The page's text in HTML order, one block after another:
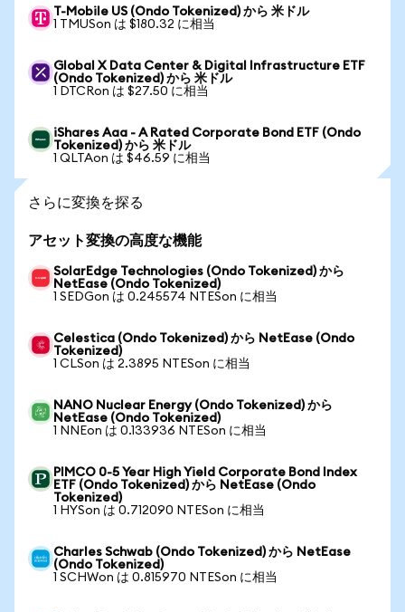
T-Mobile US (Ondo Tokenized) から 米ドル
1 TMUSon は $180.32 に相当
Global X Data Center & Digital Infrastructure ETF
(Ondo Tokenized) から 米ドル
1 DTCRon は $27.50 に相当
iShares Aaa - A Rated Corporate Bond ETF (Ondo
Tokenized) から 米ドル
1 QLTAon は $46.59 に相当
さらに変換を探る
アセット変換の高度な機能
SolarEdge Technologies (Ondo Tokenized) から
NetEase (Ondo Tokenized)
1 SEDGon は 0.245574 NTESon に相当
Celestica (Ondo Tokenized) から NetEase (Ondo
Tokenized)
1 CLSon は 2.3895 NTESon に相当
NANO Nuclear Energy (Ondo Tokenized) から
NetEase (Ondo Tokenized)
1 NNEon は 0.133936 NTESon に相当
PIMCO 0-5 Year High Yield Corporate Bond Index
ETF (Ondo Tokenized) から NetEase (Ondo
Tokenized)
1 HYSon は 0.712090 NTESon に相当
Charles Schwab (Ondo Tokenized) から NetEase
(Ondo Tokenized)
1 SCHWon は 0.815970 NTESon に相当